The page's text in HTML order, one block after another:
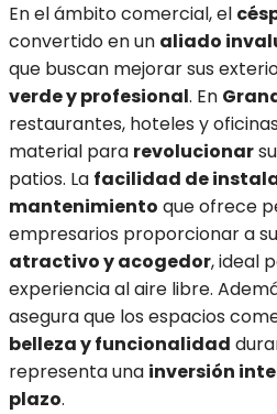
En el ámbito comercial, el
convertido en un aliado
que buscan mejorar sus
verde y profesional. En
restaurantes, hoteles y
material para revolucionar
patios. La facilidad de
mantenimiento que ofrece
empresarios proporcionar a
atractivo y acogedor, ideal
experiencia al aire libre.
asegura que los espacios
belleza y funcionalidad
representa una inversión
plazo.